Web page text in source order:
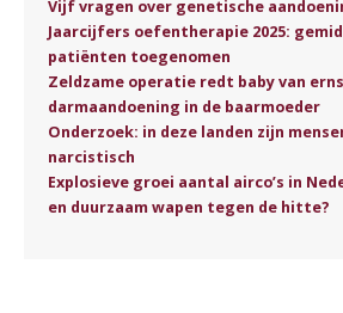
Vijf vragen over genetische
Jaarcijfers oefentherapie 2025:
patiënten toegenomen
Zeldzame operatie redt baby van
darmaandoening in de baarmoeder
Onderzoek: in deze landen zijn
narcistisch
Explosieve groei aantal airco’s in
en duurzaam wapen tegen de hitte?